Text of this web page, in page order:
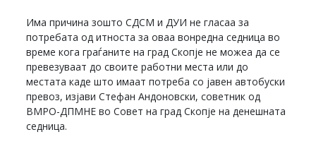
Има причина зошто СДСМ и ДУИ не гласаа за
потребата од итноста за оваа вонредна седница во
време кога граѓаните на град Скопје не можеа да се
превезуваат до своите работни места или до
местата каде што имаат потреба со јавен автобуски
превоз, изјави Стефан Андоновски, советник од
ВМРО-ДПМНЕ во Совет на град Скопје на денешната
седница.